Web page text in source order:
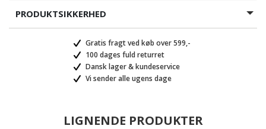
PRODUKTSIKKERHED
Gratis fragt ved køb over 599,-
100 dages fuld returret
Dansk lager & kundeservice
Vi sender alle ugens dage
LIGNENDE PRODUKTER